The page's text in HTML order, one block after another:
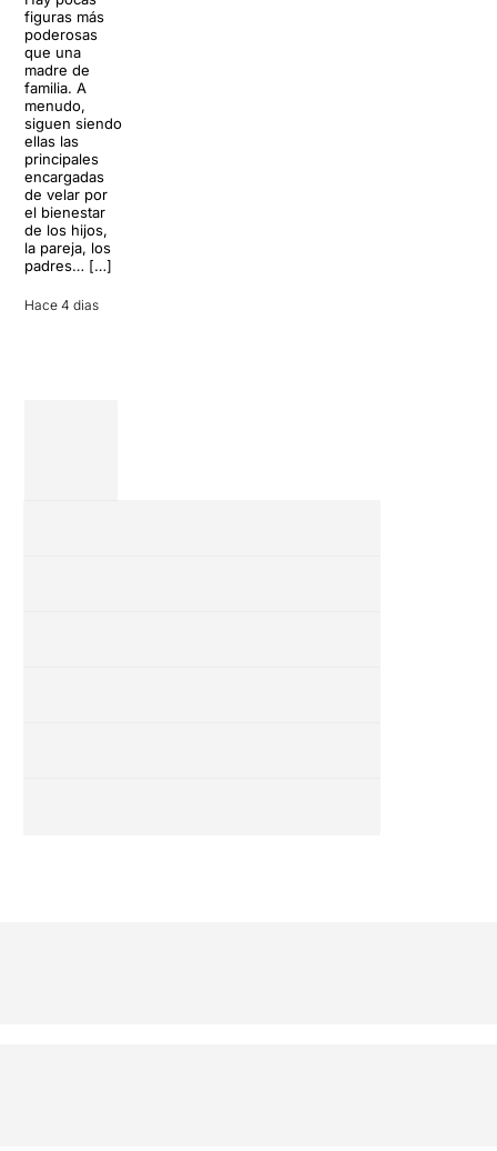
figuras más
poderosas
que una
madre de
familia. A
menudo,
siguen siendo
ellas las
principales
encargadas
de velar por
el bienestar
de los hijos,
la pareja, los
padres… […]
Hace 4 dias